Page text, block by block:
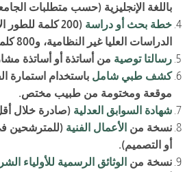
باللغة الإنجليزية (حسب متطلبات
خطة بحث أو دراسة (200 كلمة للطور
الدراسات العليا غير النظامية، و800
رسالتا توصيةمن أساتذة أو أساتذة
كشف طبي شاملباستخدام استمارة
موقعة ومختومة من طبيب مختص.
شهادة السوابق العدلية (صادرة خلال
نسخة منالأعمال الفنية (للمترشحين
أو التصميم).
نسخة من الوثائق الرسمية للأولياء